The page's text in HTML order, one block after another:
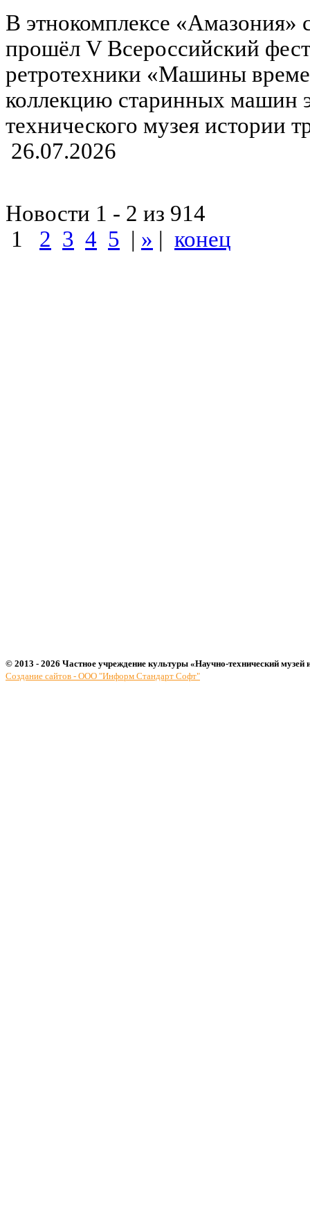
В этнокомплексе «Амазония»
прошёл V Всероссийский
ретротехники «Машины
коллекцию старинных машин
технического музея истории
26.07.2026
Новости 1 - 2 из 914
1
2 3 4 5 | » | конец
© 2013 - 2026 Частное учреждение культуры «Научно-технический музей
Создание сайтов - ООО "Информ Стандарт Софт"